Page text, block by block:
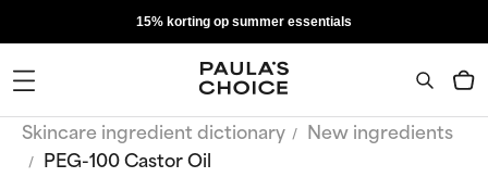
15% korting op summer essentials
Skincare ingredient dictionary
New ingredients
PEG-100 Castor Oil